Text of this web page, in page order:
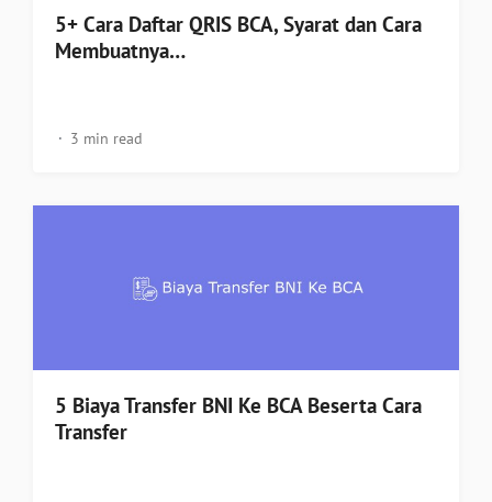
5+ Cara Daftar QRIS BCA, Syarat dan Cara
Membuatnya…
3 min read
5 Biaya Transfer BNI Ke BCA Beserta Cara
Transfer